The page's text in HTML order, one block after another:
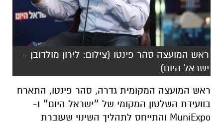
ראש המועצה סהר פינטו (צילום: לירון מולדובן -
ישראל היום)
ראש המועצה המקומית גדרה, סהר פינטו, התארח
בוועידת השלטון המקומי של ״ישראל היום״ ו-
MuniExpo והתייחס לתהליך השינוי שעוברת